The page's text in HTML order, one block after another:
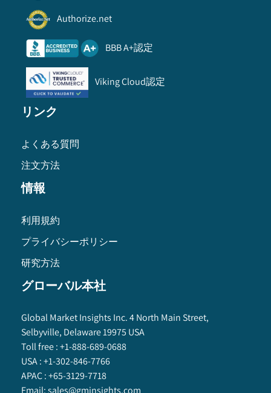
Authorize.net
BBB A+認定
Viking Cloud認定
リンク
よくある質問
注文方法
情報
利用規約
プライバシーポリシー
研究方法
グローバル本社
Global Market Insights Inc. 4 North Main Street,
Selbyville, Delaware 19975 USA
Toll free :+1-888-689-0688
USA :+1-302-846-7766
APAC :+65-3129-7718